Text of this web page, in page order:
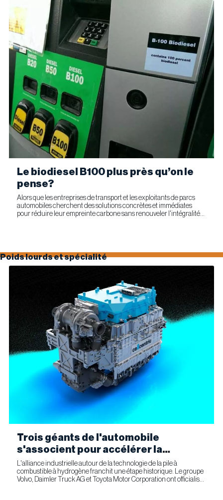
Le biodiesel B100 plus près qu’on le
pense?
Alors que les entreprises de transport et les exploitants de parcs
automobiles cherchent des solutions concrètes et immédiates
pour réduire leur empreinte carbone sans renouveler l'intégralité
Poids lourds et spécialité
Trois géants de l'automobile
s'associent pour accélérer la
fabrication industrielle de piles à
combustible pour le transport
commercial
L'alliance industrielle autour de la technologie de la pile à
combustible à hydrogène franchit une étape historique. Le groupe
Volvo, Daimler Truck AG et Toyota Motor Corporation ont officialisé